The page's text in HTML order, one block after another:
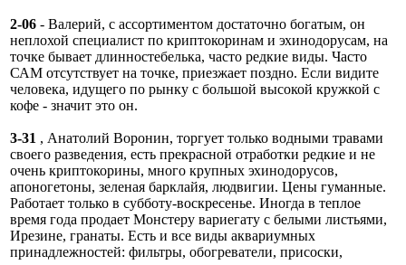
2-06 - Валерий, с ассортиментом достаточно богатым, он
неплохой специалист по криптокоринам и эхинодорусам, на
точке бывает длинностебелька, часто редкие виды. Часто
САМ отсутствует на точке, приезжает поздно. Если видите
человека, идущего по рынку с большой высокой кружкой с
кофе - значит это он.
3-31 , Анатолий Воронин, торгует только водными травами
своего разведения, есть прекрасной отработки редкие и не
очень криптокорины, много крупных эхинодорусов,
апоногетоны, зеленая барклайя, людвигии. Цены гуманные.
Работает только в субботу-воскресенье. Иногда в теплое
время года продает Монстеру вариегату с белыми листьями,
Ирезине, гранаты. Есть и все виды аквариумных
принадлежностей: фильтры, обогреватели, присоски,